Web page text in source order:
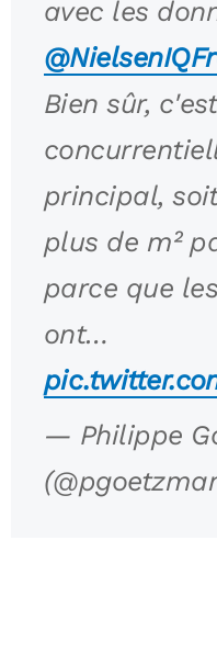
avec les
Bien sûr,
principal,
plus de m²
parce que
ont…
— Philippe